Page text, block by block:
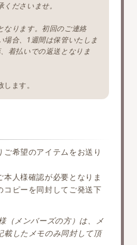
ださいませ。
なります。初回のご連絡
場合、1週間は保管いたしま
着払いでの返送となりま
ます。
希望のアイテムをお送り
人様確認が必要となりま
コピーを同封してご発送下
（メンバーズの方）は、メ
載したメモのみ同封して頂